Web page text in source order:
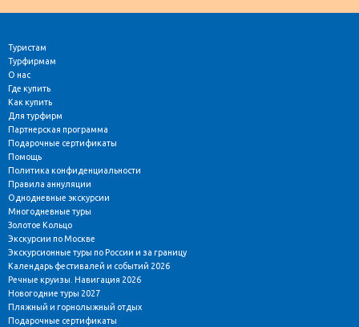
Туристам
Турфирмам
О нас
Где купить
Как купить
Для турфирм
Партнерская программа
Подарочные сертификаты
Помощь
Политика конфиденциальности
Правила аннуляции
Однодневные экскурсии
Многодневные туры
Золотое Кольцо
Экскурсии по Москве
Экскурсионные туры по России и за границу
Календарь фестивалей и событий 2026
Речные круизы. Навигация 2026
Новогодние туры 2027
Пляжный и горнолыжный отдых
Подарочные сертификаты